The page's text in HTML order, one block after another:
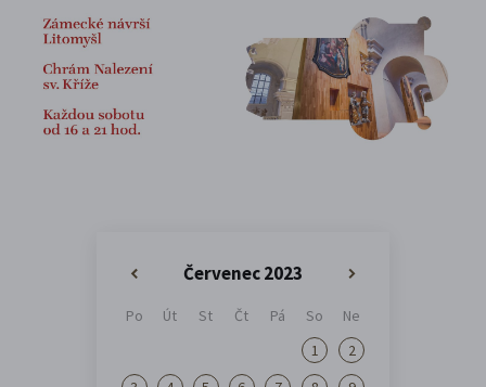
Červenec 2023
»
Po Út St Čt Pá So
Ne
1
2